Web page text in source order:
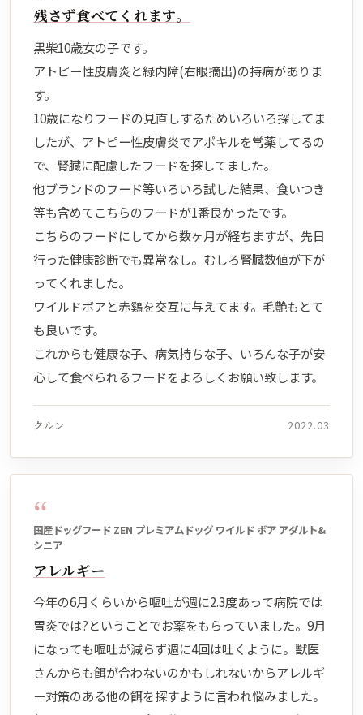
残さず食べてくれます。
黒柴10歳女の子です。
アトピー性皮膚炎と緑内障(右眼摘出)の持病がありま
す。
10歳になりフードの見直しするためいろいろ探してま
したが、アトピー性皮膚炎でアポキルを常薬してるの
で、腎臓に配慮したフードを探してました。
他ブランドのフード等いろいろ試した結果、食いつき
等も含めてこちらのフードが1番良かったです。
こちらのフードにしてから数ヶ月が経ちますが、先日
行った健康診断でも異常なし。むしろ腎臓数値が下が
ってくれました。
ワイルドボアと赤鷄を交互に与えてます。毛艶もとて
も良いです。
これからも健康な子、病気持ちな子、いろんな子が安
心して食べられるフードをよろしくお願い致します。
クルン 2022.03
“
国産ドッグフード ZEN プレミアムドッグ ワイルド ボア アダルト&
シニア
アレルギー
今年の6月くらいから嘔吐が週に2.3度あって病院では
胃炎では?ということでお薬をもらっていました。9月
になっても嘔吐が減らず週に4回は吐くように。獣医
さんからも餌が合わないのかもしれないからアレルギ
ー対策のある他の餌を探すように言われ悩みました。